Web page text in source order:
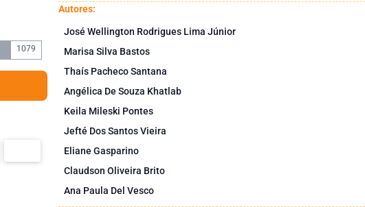
1079
Autores:
José Wellington Rodrigues Lima Júnior
Marisa Silva Bastos
Thaís Pacheco Santana
Angélica De Souza Khatlab
Keila Mileski Pontes
Jefté Dos Santos Vieira
Eliane Gasparino
Claudson Oliveira Brito
Ana Paula Del Vesco